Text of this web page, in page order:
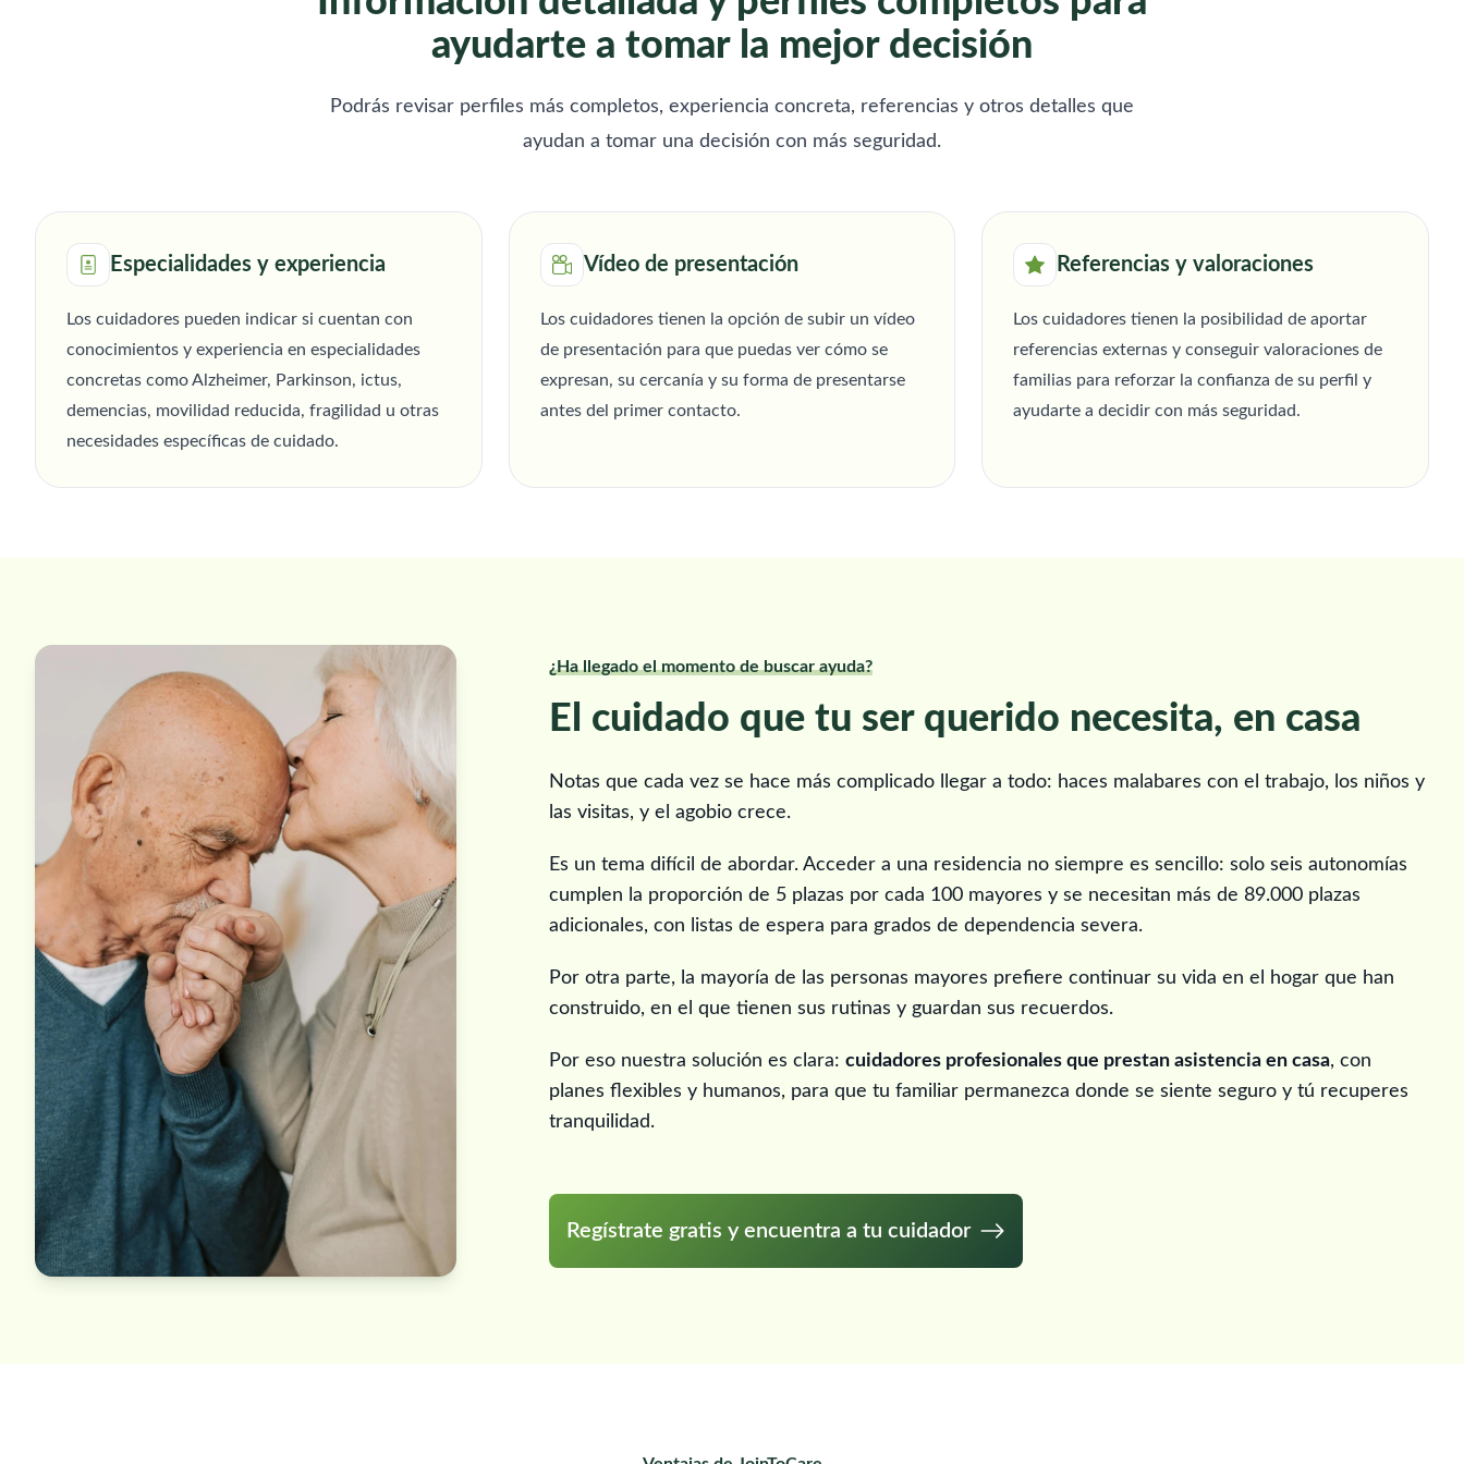
discreta, comprometida con crear
un ambiente con entorno seguro,
agradable y de confianza. Si buscas
su ser querido, estaré encantada
empatía y compromiso. Mi
objetivo es brindar no solo
asistencia, sino también compañía
tranquilidad para la familia.
personas con respeto y cariño.
Disponibilidad inmediata. Me
adapto a los horarios que
responsables en Madrid.
ayudarte a tomar la mejor decisión
Podrás revisar perfiles más completos, experiencia concreta, referencias y otros detalles que
ayudan a tomar una decisión con más seguridad.
Especialidades y experiencia
Los cuidadores pueden indicar si cuentan con
conocimientos y experiencia en especialidades
concretas como Alzheimer, Parkinson, ictus,
demencias, movilidad reducida, fragilidad u otras
necesidades específicas de cuidado.
Vídeo de presentación
Los cuidadores tienen la opción de subir un vídeo
de presentación para que puedas ver cómo se
expresan, su cercanía y su forma de presentarse
antes del primer contacto.
Referencias y valoraciones
Los cuidadores tienen la posibilidad de aportar
referencias externas y conseguir valoraciones de
familias para reforzar la confianza de su perfil y
ayudarte a decidir con más seguridad.
¿Ha llegado el momento de buscar ayuda?
El cuidado que tu ser querido necesita, en casa
Notas que cada vez se hace más complicado llegar a todo: haces malabares con el trabajo, los niños y
las visitas, y el agobio crece.
Es un tema difícil de abordar. Acceder a una residencia no siempre es sencillo: solo seis autonomías
cumplen la proporción de 5 plazas por cada 100 mayores y se necesitan más de 89.000 plazas
adicionales, con listas de espera para grados de dependencia severa.
Por otra parte, la mayoría de las personas mayores prefiere continuar su vida en el hogar que han
construido, en el que tienen sus rutinas y guardan sus recuerdos.
Por eso nuestra solución es clara: cuidadores profesionales que prestan asistencia en casa, con
planes flexibles y humanos, para que tu familiar permanezca donde se siente seguro y tú recuperes
tranquilidad.
Regístrate gratis y encuentra a tu cuidador